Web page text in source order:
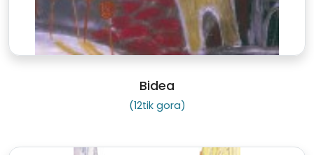
Bidea
(12tik gora)